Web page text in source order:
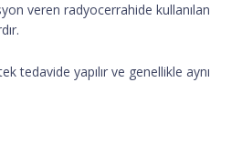
veren radyocerrahide kullanılan
tedavide yapılır ve genellikle aynı